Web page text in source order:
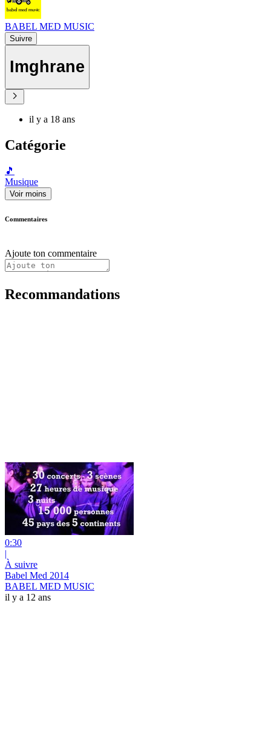
BABEL MED MUSIC
Suivre
Imghrane
il y a 18 ans
Catégorie
🎵
Musique
Voir moins
Commentaires
Ajoute ton commentaire
Recommandations
0:30
|
À suivre
Babel Med 2014
BABEL MED MUSIC
il y a 12 ans